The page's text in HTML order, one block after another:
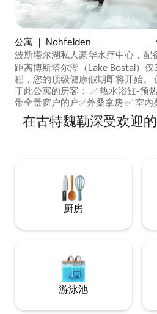
公寓 ｜ Nohfelden
波斯塔尔湖私人豪华水疗中心，配
和按摩浴缸
距离博斯塔尔湖（Lake Bostal）仅
程，您的顶级健康假期即将开始。 仅适用
于此公寓的房客： ✅ 热水浴缸-预热和盖子
带全景窗户的户✅外桑拿房 ✅ 室内
房，配备桑拿烤箱和红外线散热器
设计的浴缸 ✅ 阳台可俯瞰乡村 ✅
在古特魏勒深受欢迎
厨房
游泳池